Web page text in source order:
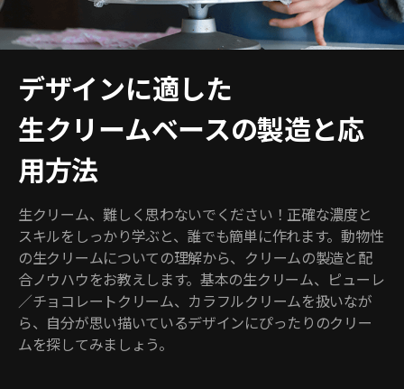
デザインに適した
生クリームベースの製造と応
用方法
生クリーム、難しく思わないでください！正確な濃度と
スキルをしっかり学ぶと、誰でも簡単に作れます。動物性
の生クリームについての理解から、クリームの製造と配
合ノウハウをお教えします。基本の生クリーム、ピューレ
／チョコレートクリーム、カラフルクリームを扱いなが
ら、自分が思い描いているデザインにぴったりのクリー
ムを探してみましょう。